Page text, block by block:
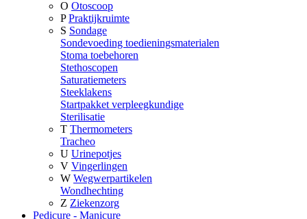
O Otoscoop
P Praktijkruimte
S Sondage
Sondevoeding toedieningsmaterialen
Stoma toebehoren
Stethoscopen
Saturatiemeters
Steeklakens
Startpakket verpleegkundige
Sterilisatie
T Thermometers
Tracheo
U Urinepotjes
V Vingerlingen
W Wegwerpartikelen
Wondhechting
Z Ziekenzorg
Pedicure - Manicure